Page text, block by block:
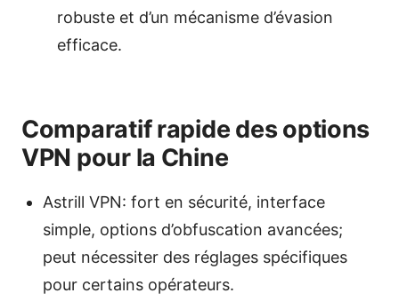
robuste et d’un mécanisme d’évasion
efficace.
Comparatif rapide des options
VPN pour la Chine
Astrill VPN: fort en sécurité, interface
simple, options d’obfuscation avancées;
peut nécessiter des réglages spécifiques
pour certains opérateurs.